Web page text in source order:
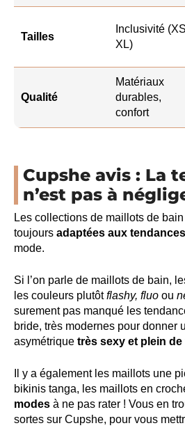
Tailles
Inclusivité
XL)
Qualité
Matériaux
durables,
confort
Cupshe avis : La
n’est pas à
Les collections de maillots de
toujours adaptées aux
mode.
Si l’on parle de maillots de bain,
les couleurs plutôtflashy, fluo ou
surement pas manqué les
bride, très modernes pour donner
asymétrique très sexy et plein de
Il y a également les maillots une
bikinis tanga, les maillots en
modes à ne pas rater ! Vous en
sortes sur Cupshe, pour vous